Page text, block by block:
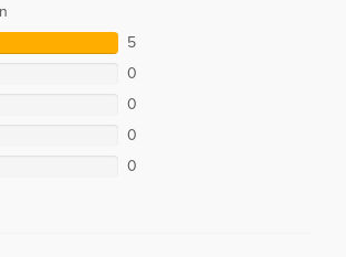
5
0
0
0
0